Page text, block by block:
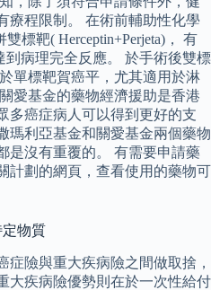
療程限制。 在術前輔助性化學
雙標靶( Herceptin+Perjeta)， 有
病理完全反應。 於手術後雙標
單標靶賀癌平，尤其適用於淋
愛基金的藥物經濟援助是香港
多癌症病人可以得到更好的支
瑪利亞基金和關愛基金兩個藥物
是沒有重覆的。 有需要申請藥
計劃的網頁，查看使用的藥物可
物質
症險與重大疾病險之間做取捨，
大疾病險優勢則在於一次性給付